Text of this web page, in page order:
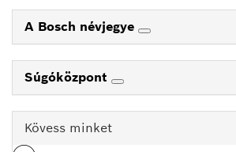
A Bosch névjegye
Súgóközpont
Kövess minket